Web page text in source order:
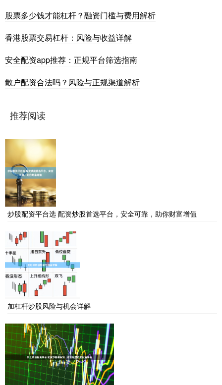
股票多少钱才能杠杆？融资门槛与费用解析
香港股票交易杠杆：风险与收益详解
安全配资app推荐：正规平台筛选指南
散户配资合法吗？风险与正规渠道解析
推荐阅读
炒股配资平台选 配资炒股首选平台，安全可靠，助你财富增值
加杠杆炒股风险与机会详解